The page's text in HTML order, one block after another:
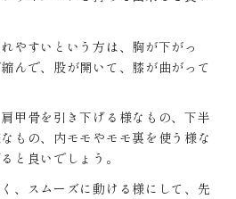
やすいという方は、胸が下がっ
んで、股が開いて、膝が曲がって
甲骨を引き下げる様なもの、下半
もの、内モモやモモ裏を使う様な
と良いでしょう。
、スムーズに動ける様にして、先